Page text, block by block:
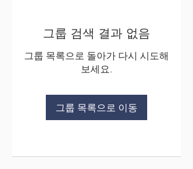
그룹 검색 결과 없음
그룹 목록으로 돌아가 다시 시도해
보세요.
그룹 목록으로 이동